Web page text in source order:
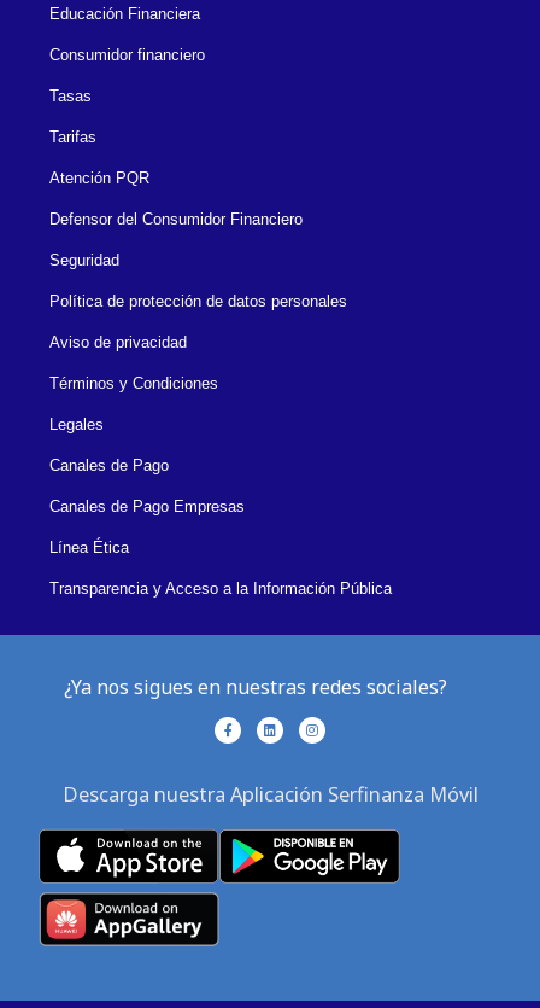
Educación Financiera
Consumidor financiero
Tasas
Tarifas
Atención PQR
Defensor del Consumidor Financiero
Seguridad
Política de protección de datos personales
Aviso de privacidad
Términos y Condiciones
Legales
Canales de Pago
Canales de Pago Empresas
Línea Ética
Transparencia y Acceso a la Información Pública
¿Ya nos sigues en nuestras redes sociales?
F
a
o
L
i
d
I
n
g
m
Descarga nuestra Aplicación Serfinanza Móvil